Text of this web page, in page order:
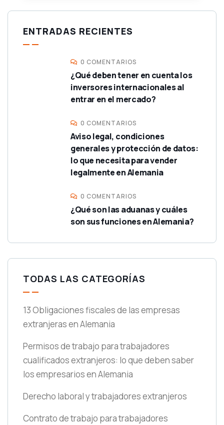
ENTRADAS RECIENTES
0 COMENTARIOS
¿Qué deben tener en cuenta los
inversores internacionales al
entrar en el mercado?
0 COMENTARIOS
Aviso legal, condiciones
generales y protección de datos:
lo que necesita para vender
legalmente en Alemania
0 COMENTARIOS
¿Qué son las aduanas y cuáles
son sus funciones en Alemania?
TODAS LAS CATEGORÍAS
13 Obligaciones fiscales de las empresas
extranjeras en Alemania
Permisos de trabajo para trabajadores
cualificados extranjeros: lo que deben saber
los empresarios en Alemania
Derecho laboral y trabajadores extranjeros
Contrato de trabajo para trabajadores